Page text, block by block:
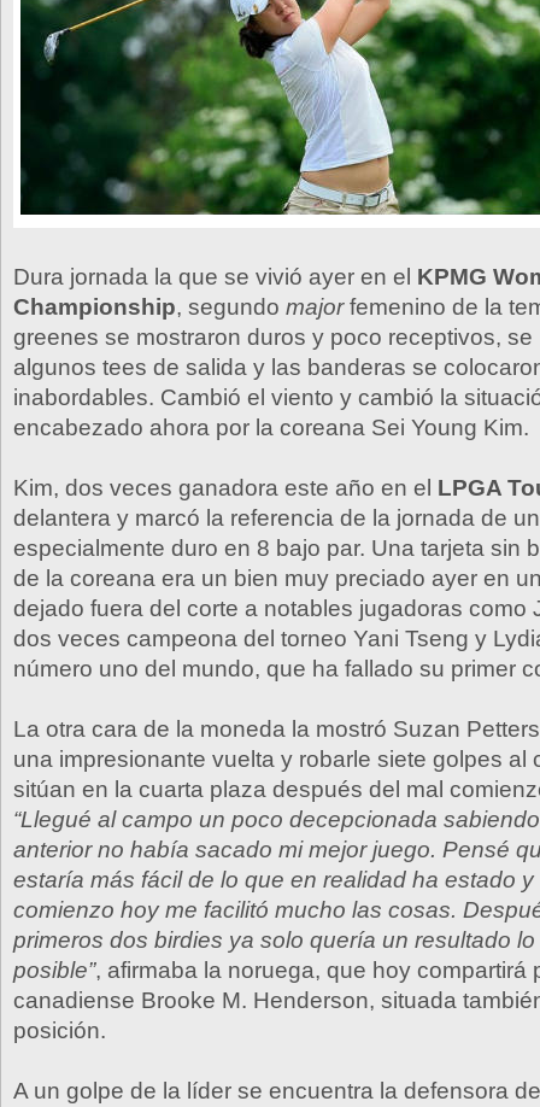
Dura jornada la que se vivió ayer en el KPMG
Championship, segundo majorfemenino de la
greenes se mostraron duros y poco receptivos, se
algunos tees de salida y las banderas se
inabordables. Cambió el viento y cambió la
encabezado ahora por la coreana Sei Young Kim.
Kim, dos veces ganadora este año en el LPGA
delantera y marcó la referencia de la jornada de
especialmente duro en 8 bajo par. Una tarjeta sin
de la coreana era un bien muy preciado ayer en
dejado fuera del corte a notables jugadoras como
dos veces campeona del torneo Yani Tseng y
número uno del mundo, que ha fallado su primer
La otra cara de la moneda la mostró Suzan
una impresionante vuelta y robarle siete golpes al
sitúan en la cuarta plaza después del mal
“Llegué al campo un poco decepcionada
anterior no había sacado mi mejor juego. Pensé
estaría más fácil de lo que en realidad ha estado
comienzo hoy me facilitó mucho las cosas.
primeros dos birdies ya solo quería un resultado
posible”, afirmaba la noruega, que hoy compartirá
canadiense Brooke M. Henderson, situada
posición.
A un golpe de la líder se encuentra la defensora